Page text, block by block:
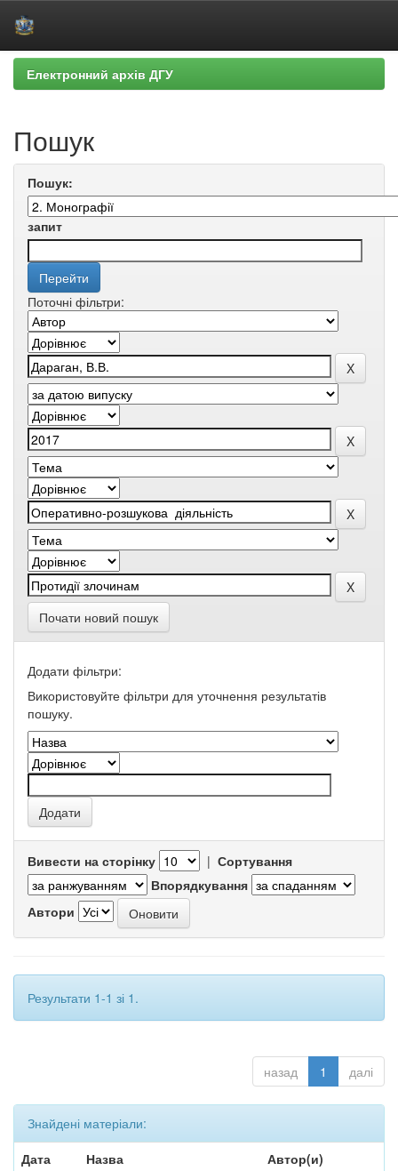
Skip
navigation
Електронний архів ДГУ
Пошук
Пошук:
запит
Поточні фільтри:
Почати новий пошук
Додати фільтри:
Використовуйте фільтри для уточнення результатів
пошуку.
Вивести на сторінку | Сортування
Впорядкування
Автори
Результати 1-1 зі 1.
назад 1 далі
Знайдені матеріали:
Дата
Назва Автор(и)